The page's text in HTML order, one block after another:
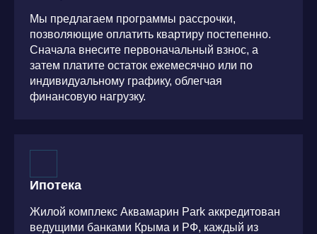
Мы предлагаем программы рассрочки,
позволяющие оплатить квартиру постепенно.
Сначала внесите первоначальный взнос, а
затем платите остаток ежемесячно или по
индивидуальному графику, облегчая
финансовую нагрузку.
Ипотека
Жилой комплекс Аквамарин Park аккредитован
ведущими банками Крыма и РФ, каждый из